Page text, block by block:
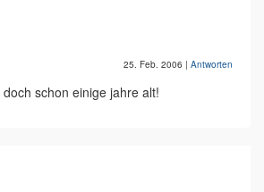
25. Feb. 2006 | Antworten
schon einige jahre alt!